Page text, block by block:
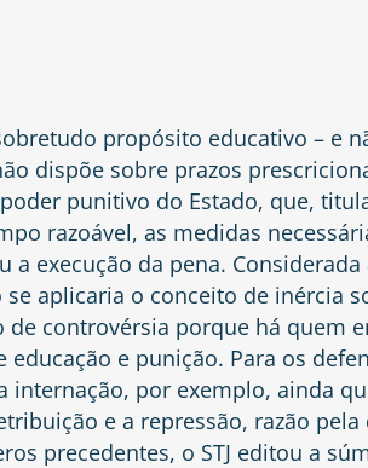
propósito educativo – e
dispõe sobre prazos
punitivo do Estado, que,
razoável, as medidas
execução da pena. Considerada
aplicaria o conceito de inércia
controvérsia porque há quem
e punição. Para os
internação, por exemplo, ainda
e a repressão, razão pela
precedentes, o STJ editou a